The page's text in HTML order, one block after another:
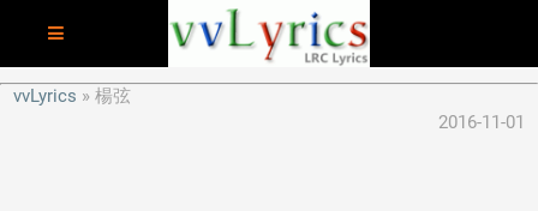
vvLyrics
楊弦
2016-11-01